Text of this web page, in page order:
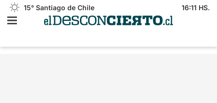
15° Santiago de Chile 16:11 HS.